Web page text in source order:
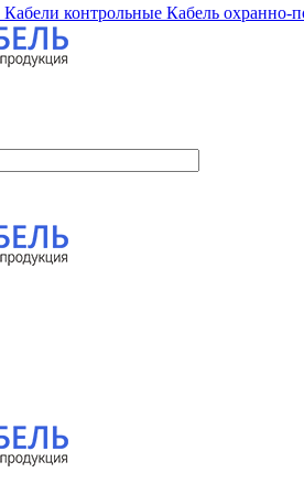
Кабели контрольные Кабель охранно-